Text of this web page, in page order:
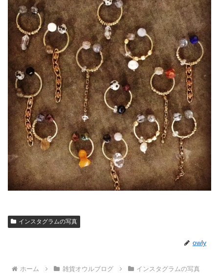
インスタグラムの写真
owly
ホーム 雑貨オウルブログ インスタグラムの写真